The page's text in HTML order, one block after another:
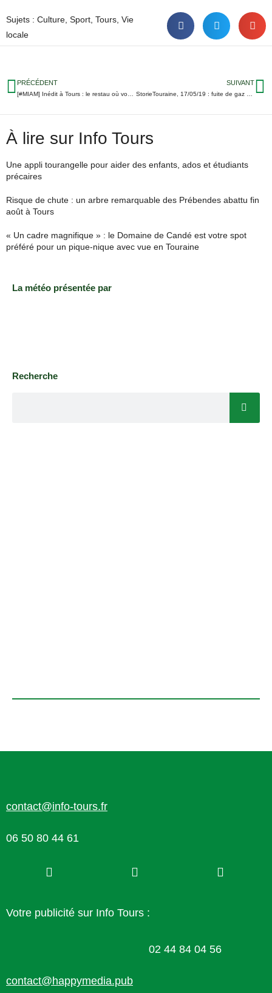
Sujets : Culture Sport Tours Vie
locale
PRÉCÉDENT SUIVANT
À lire sur Info Tours
Une appli tourangelle pour aider des enfants, ados et étudiants
précaires
Risque de chute : un arbre remarquable des Prébendes abattu fin
août à Tours
« Un cadre magnifique » : le Domaine de Candé est votre spot
préféré pour un pique-nique avec vue en Touraine
La météo présentée par
Recherche
contact@info-tours.fr
06 50 80 44 61
Votre publicité sur Info Tours :
02 44 84 04 56
contact@happymedia.pub